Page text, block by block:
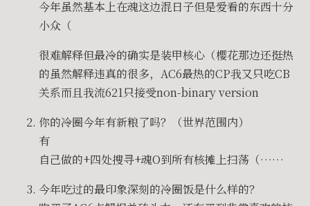
今年虽然基本上在魂这边混日子但是爱看的东西十分
小众（
很难解释但最冷的确实是装甲核心（樱花那边还挺热
的虽然解释违真的很多，AC6最热的CP我又只吃CB
关系而且我流621只接受non-binary version
你的冷圈今年有新粮了吗？（世界范围内）
有
自己做的+四处搜寻+魂O到所有核摊上扫荡（……
今年吃过的最印象深刻的冷圈饭是什么样的？